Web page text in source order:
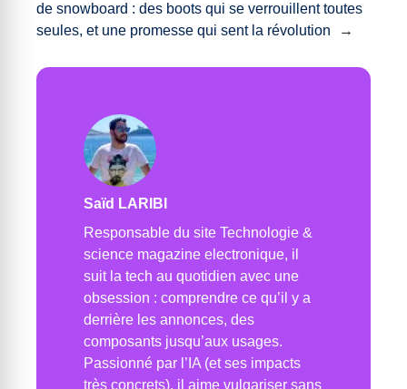
de snowboard : des boots qui se verrouillent toutes
seules, et une promesse qui sent la révolution
→
Saïd LARIBI
Responsable du site Technologie &
science magazine electronique, il
suit la tech au quotidien avec une
obsession : comprendre ce qu’il y a
derrière les annonces, des
composants jusqu’aux usages.
Passionné par l’IA (et ses impacts
très concrets), il aime vulgariser sans